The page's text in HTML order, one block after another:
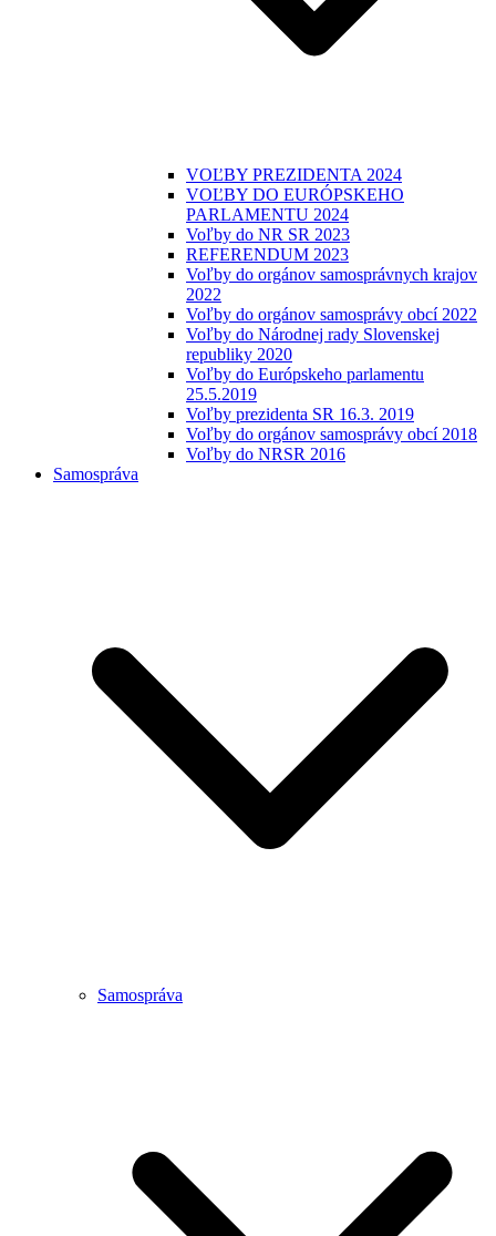
VOĽBY PREZIDENTA 2024
VOĽBY DO EURÓPSKEHO
PARLAMENTU 2024
Voľby do NR SR 2023
REFERENDUM 2023
Voľby do orgánov samosprávnych krajov
2022
Voľby do orgánov samosprávy obcí 2022
Voľby do Národnej rady Slovenskej
republiky 2020
Voľby do Európskeho parlamentu
25.5.2019
Voľby prezidenta SR 16.3. 2019
Voľby do orgánov samosprávy obcí 2018
Voľby do NRSR 2016
Samospráva
Samospráva